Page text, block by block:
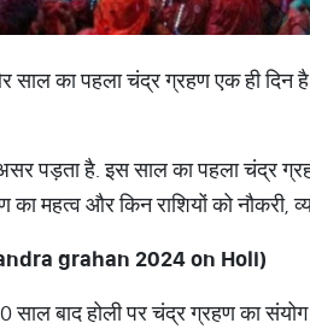
साल का पहला चंद्र ग्रहण एक ही दिन
पड़ता है. इस साल का पहला चंद्र
महत्व और किन राशियों को नौकरी,
grahan 2024 on Holi)
साल बाद होली पर चंद्र ग्रहण का